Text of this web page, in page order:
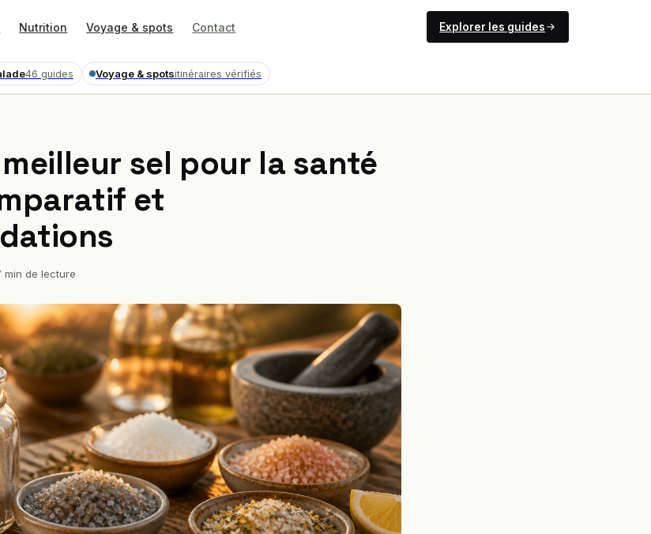
Nutrition Voyage & spots Contact Explorer les guides
46 guides Voyage & spotsitinéraires vérifiés
sel pour la santé
et
min de lecture